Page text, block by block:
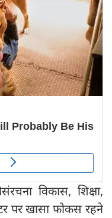
विकास, शिक्षा,
पर खासा फोकस रहने